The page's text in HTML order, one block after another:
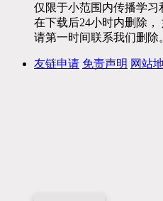
仅限于小范围内传播学习
在下载后24小时内删除，
请第一时间联系我们删除
友链申请 免责声明 网站